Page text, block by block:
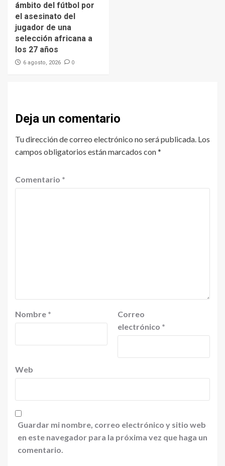
ámbito del fútbol por
el asesinato del
jugador de una
selección africana a
los 27 años
6 agosto, 2026 0
Deja un comentario
Tu dirección de correo electrónico no será publicada. Los
campos obligatorios están marcados con*
Comentario *
Nombre *
Correo
electrónico *
Web
Guardar mi nombre, correo electrónico y sitio web
en este navegador para la próxima vez que haga un
comentario.